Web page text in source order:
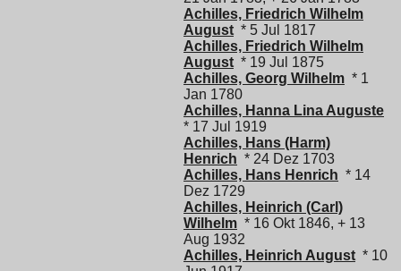
Achilles, Friedrich Wilhelm
August * 5 Jul 1817
Achilles, Friedrich Wilhelm
August * 19 Jul 1875
Achilles, Georg Wilhelm * 1
Jan 1780
Achilles, Hanna Lina Auguste
* 17 Jul 1919
Achilles, Hans (Harm)
Henrich * 24 Dez 1703
Achilles, Hans Henrich * 14
Dez 1729
Achilles, Heinrich (Carl)
Wilhelm * 16 Okt 1846, + 13
Aug 1932
Achilles, Heinrich August * 10